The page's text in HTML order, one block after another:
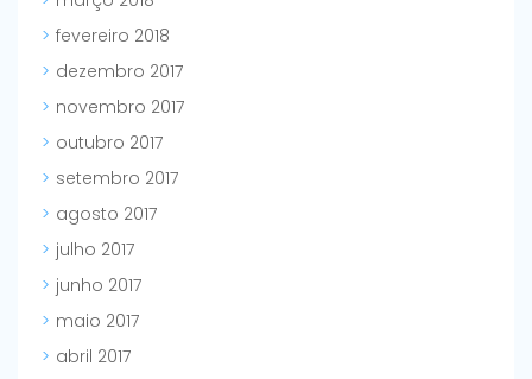
fevereiro 2018
dezembro 2017
novembro 2017
outubro 2017
setembro 2017
agosto 2017
julho 2017
junho 2017
maio 2017
abril 2017